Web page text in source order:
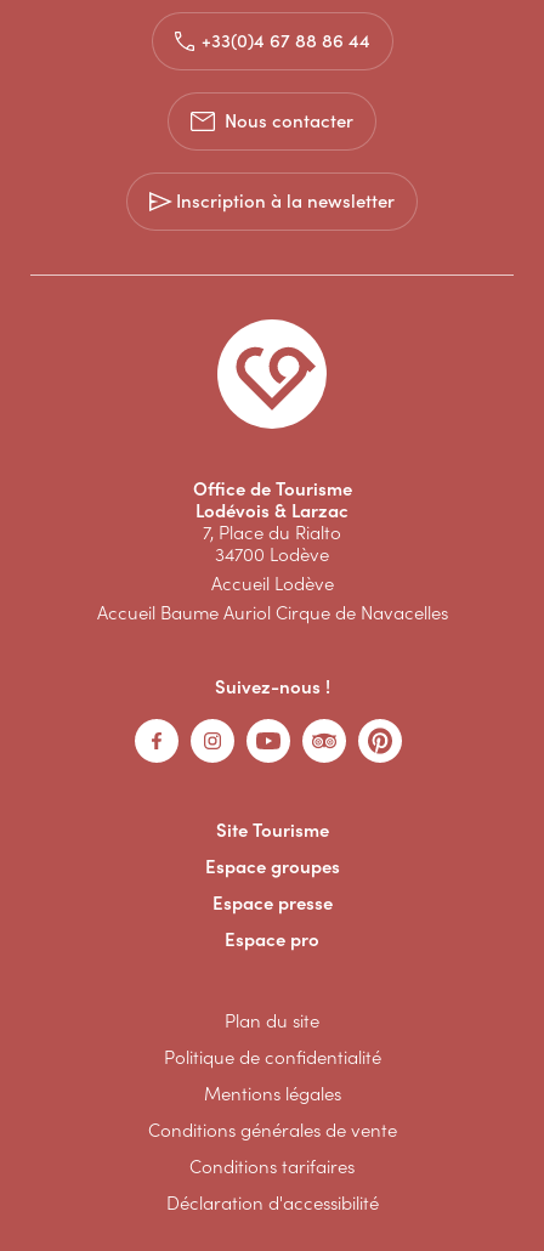
+33(0)4 67 88 86 44
Nous contacter
Inscription à la newsletter
Office de Tourisme
Lodévois & Larzac
7, Place du Rialto
34700 Lodève
Accueil Lodève
Accueil Baume Auriol Cirque de Navacelles
Suivez-nous !
Site Tourisme
Espace groupes
Espace presse
Espace pro
Plan du site
Politique de confidentialité
Mentions légales
Conditions générales de vente
Conditions tarifaires
Déclaration d'accessibilité